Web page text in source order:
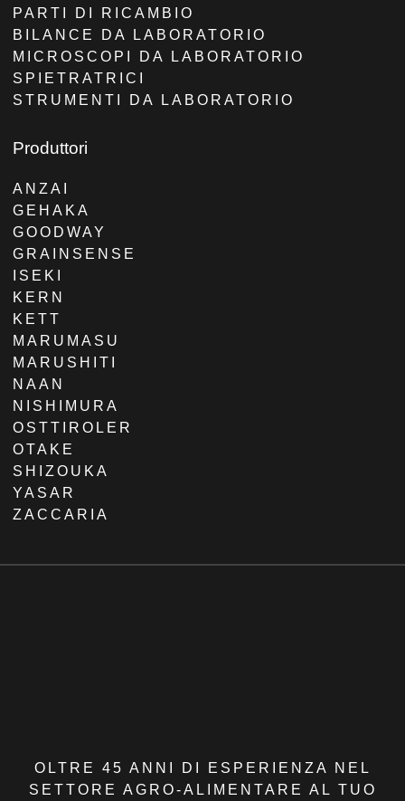
PARTI DI RICAMBIO
BILANCE DA LABORATORIO
MICROSCOPI DA LABORATORIO
SPIETRATRICI
STRUMENTI DA LABORATORIO
Produttori
ANZAI
GEHAKA
GOODWAY
GRAINSENSE
ISEKI
KERN
KETT
MARUMASU
MARUSHITI
NAAN
NISHIMURA
OSTTIROLER
OTAKE
SHIZOUKA
YASAR
ZACCARIA
OLTRE 45 ANNI DI ESPERIENZA NEL
SETTORE AGRO-ALIMENTARE AL TUO